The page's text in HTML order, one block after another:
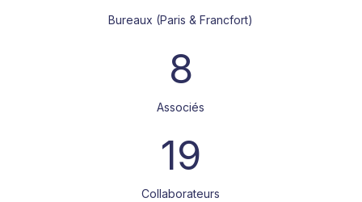
Bureaux (Paris & Francfort)
8
Associés
19
Collaborateurs